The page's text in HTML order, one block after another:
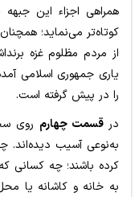
همراهی اجزاء این
کوتاه‌تر می‌نماید؛
از مردم مظلوم غزه
یاری جمهوری اسلامی
را در پیش گرفته است.
درقسمت چهارم روی
به‌نوعی آسیب دیده‌اند.
کرده باشند؛ چه کسانی
به خانه و کاشانه یا